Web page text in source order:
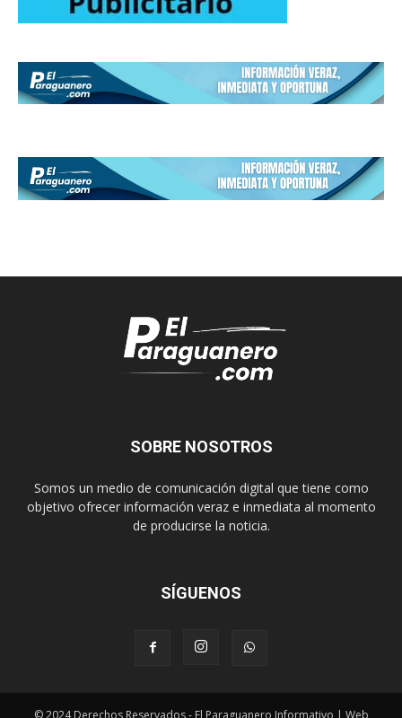
SOBRE NOSOTROS
Somos un medio de comunicación digital que tiene como
objetivo ofrecer información veraz e inmediata al momento
de producirse la noticia.
SÍGUENOS
© 2024 Derechos Reservados - El Paraguanero Informativo | Web